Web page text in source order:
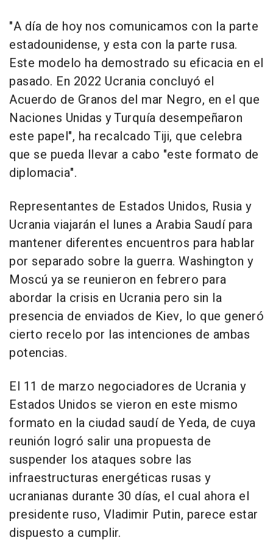
"A día de hoy nos comunicamos con la parte
estadounidense, y esta con la parte rusa.
Este modelo ha demostrado su eficacia en el
pasado. En 2022 Ucrania concluyó el
Acuerdo de Granos del mar Negro, en el que
Naciones Unidas y Turquía desempeñaron
este papel", ha recalcado Tiji, que celebra
que se pueda llevar a cabo "este formato de
diplomacia".
Representantes de Estados Unidos, Rusia y
Ucrania viajarán el lunes a Arabia Saudí para
mantener diferentes encuentros para hablar
por separado sobre la guerra. Washington y
Moscú ya se reunieron en febrero para
abordar la crisis en Ucrania pero sin la
presencia de enviados de Kiev, lo que generó
cierto recelo por las intenciones de ambas
potencias.
El 11 de marzo negociadores de Ucrania y
Estados Unidos se vieron en este mismo
formato en la ciudad saudí de Yeda, de cuya
reunión logró salir una propuesta de
suspender los ataques sobre las
infraestructuras energéticas rusas y
ucranianas durante 30 días, el cual ahora el
presidente ruso, Vladimir Putin, parece estar
dispuesto a cumplir.